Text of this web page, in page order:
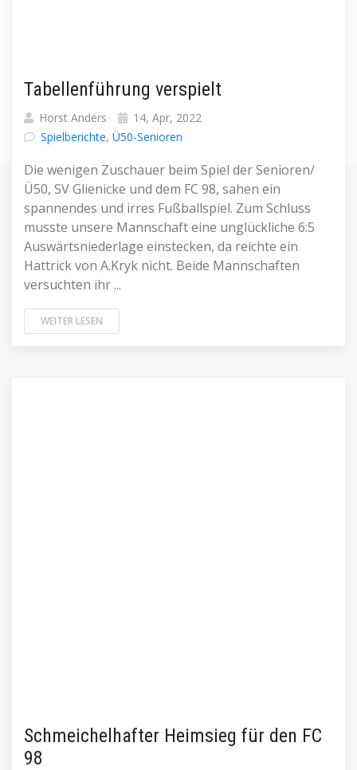
Tabellenführung verspielt
Horst Anders
14, Apr, 2022
Spielberichte, Ü50-Senioren
Die wenigen Zuschauer beim Spiel der Senioren/
Ü50, SV Glienicke und dem FC 98, sahen ein
spannendes und irres Fußballspiel. Zum Schluss
musste unsere Mannschaft eine unglückliche 6:5
Auswärtsniederlage einstecken, da reichte ein
Hattrick von A.Kryk nicht. Beide Mannschaften
versuchten ihr ...
WEITER LESEN
Schmeichelhafter Heimsieg für den FC
98